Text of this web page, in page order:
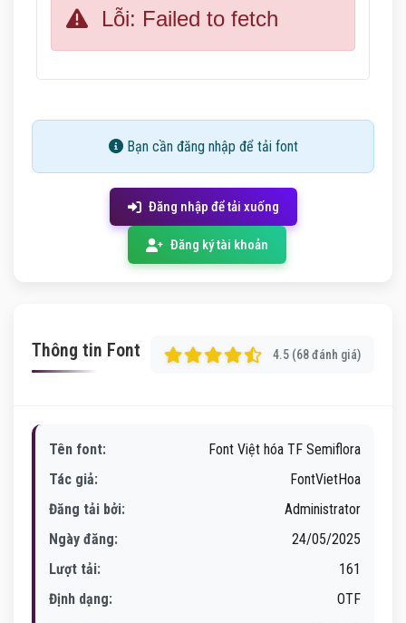
Lỗi: Failed to fetch
Bạn cần đăng nhập để tải font
Đăng nhập để tải xuống
Đăng ký tài khoản
Thông tin Font 4.5 (68 đánh giá)
Tên font:
Font Việt hóa TF Semiflora
Tác giả:
FontVietHoa
Đăng tải bởi:
Administrator
Ngày đăng:
24/05/2025
Lượt tải:
161
Định dạng:
OTF